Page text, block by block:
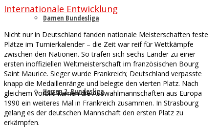
Damen Bundesliga
Herren 2. Bundesliga
Internationale Entwicklung
Nicht nur in Deutschland fanden nationale Meisterschaften feste
Plätze im Turnierkalender – die Zeit war reif für Wettkämpfe
zwischen den Nationen. So trafen sich sechs Länder zu einer
ersten inoffiziellen Weltmeisterschaft im französischen Bourg
Saint Maurice. Sieger wurde Frankreich; Deutschland verpasste
knapp die Medaillenränge und belegte den vierten Platz. Nach
gleichem Vorbild kamen die Auswahlmannschaften aus Europa
1990 ein weiteres Mal in Frankreich zusammen. In Strasbourg
gelang es der deutschen Mannschaft den ersten Platz zu
erkämpfen.